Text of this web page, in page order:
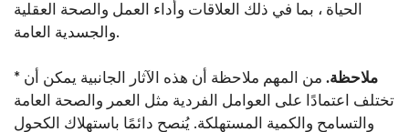
الحياة ، بما في ذلك العلاقات وأداء العمل والصحة العقلية
والجسدية العامة.
* ملاحظة. من المهم ملاحظة أن هذه الآثار الجانبية يمكن أن
تختلف اعتمادًا على العوامل الفردية مثل العمر والصحة العامة
والتسامح والكمية المستهلكة. يُنصح دائمًا باستهلاك الكحول